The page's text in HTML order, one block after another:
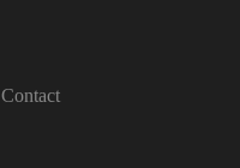
Contact